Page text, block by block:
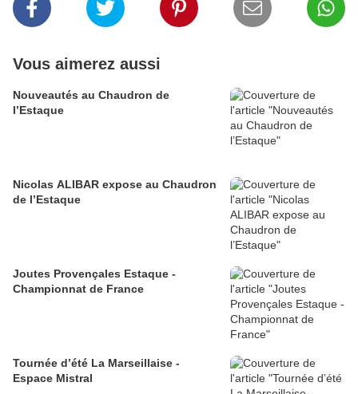
Vous aimerez aussi
Nouveautés au Chaudron de
l’Estaque
Nicolas ALIBAR expose au Chaudron
de l’Estaque
Joutes Provençales Estaque -
Championnat de France
Tournée d’été La Marseillaise -
Espace Mistral